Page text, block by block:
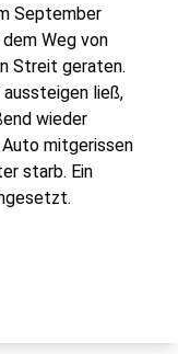
September
Weg von
Streit geraten.
ließ,
wieder
mitgerissen
starb. Ein